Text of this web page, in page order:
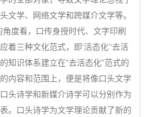
文学、网络文学和跨媒介文学等。
度看，口传身授时代、文字印刷
着三种文化范式，即‘活态化’‘去活
知识体系建立在“去活态化”范式的
内容和范围上，便是将像口头文学
头诗学和新媒介诗学可以分别作为
。口头诗学为文学理论贡献了新的